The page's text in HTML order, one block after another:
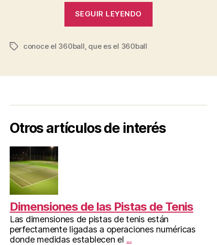
SEGUIR LEYENDO
Etiquetas
conoce el 360ball, que es el 360ball
Otros artículos de interés
Dimensiones de las Pistas de Tenis
Las dimensiones de pistas de tenis están
perfectamente ligadas a operaciones numéricas
donde medidas establecen el ...